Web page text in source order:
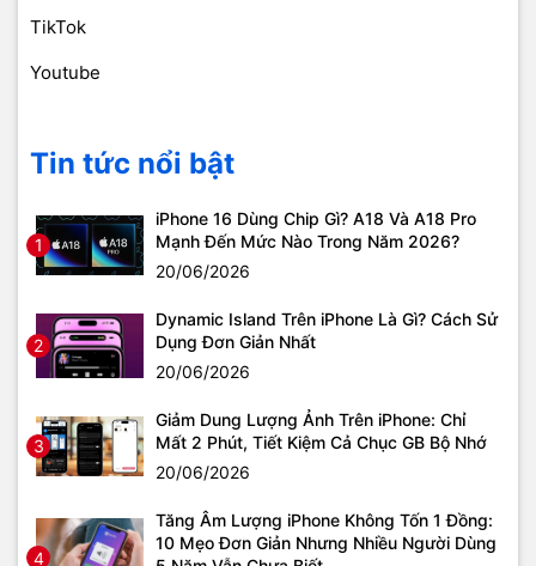
TikTok
Youtube
Tin tức nổi bật
1
iPhone 16 Dùng Chip Gì? A18 Và A18 Pro
Mạnh Đến Mức Nào Trong Năm 2026?
20/06/2026
2
Dynamic Island Trên iPhone Là Gì? Cách Sử
Dụng Đơn Giản Nhất
20/06/2026
3
Giảm Dung Lượng Ảnh Trên iPhone: Chỉ
Mất 2 Phút, Tiết Kiệm Cả Chục GB Bộ Nhớ
20/06/2026
4
Tăng Âm Lượng iPhone Không Tốn 1 Đồng:
10 Mẹo Đơn Giản Nhưng Nhiều Người Dùng